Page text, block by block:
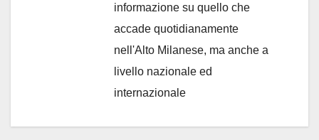
informazione su quello che
accade quotidianamente
nell'Alto Milanese, ma anche a
livello nazionale ed
internazionale